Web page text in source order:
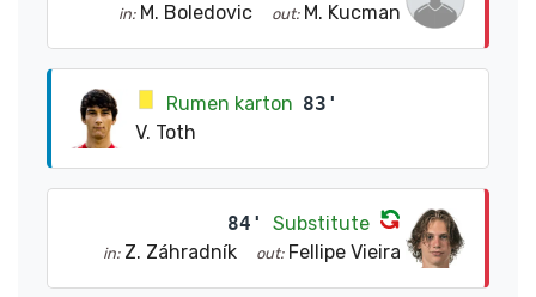
in: M. Boledovic out: M. Kucman
Rumen karton 83'
V. Toth
84' Substitute
in: Z. Záhradník out: Fellipe Vieira